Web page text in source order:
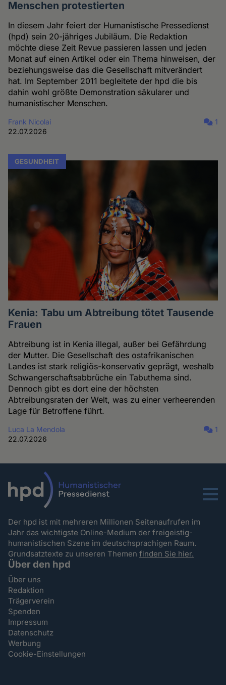
Menschen protestierten
In diesem Jahr feiert der Humanistische Pressedienst
(hpd) sein 20-jähriges Jubiläum. Die Redaktion
möchte diese Zeit Revue passieren lassen und jeden
Monat auf einen Artikel oder ein Thema hinweisen, der
beziehungsweise das die Gesellschaft mitverändert
hat. Im September 2011 begleitete der hpd die bis
dahin wohl größte Demonstration säkularer und
humanistischer Menschen.
Frank Nicolai
22.07.2026
1
GESUNDHEIT
Kenia: Tabu um Abtreibung tötet Tausende
Frauen
Abtreibung ist in Kenia illegal, außer bei Gefährdung
der Mutter. Die Gesellschaft des ostafrikanischen
Landes ist stark religiös-konservativ geprägt, weshalb
Schwangerschaftsabbrüche ein Tabuthema sind.
Dennoch gibt es dort eine der höchsten
Abtreibungsraten der Welt, was zu einer verheerenden
Lage für Betroffene führt.
Luca La Mendola
22.07.2026
1
Menu
Der hpd ist mit mehreren Millionen Seitenaufrufen im
Jahr das wichtigste Online-Medium der freigeistig-
humanistischen Szene im deutschsprachigen Raum.
Grundsatztexte zu unseren Themenfinden Sie hier.
Über den hpd
Über uns
Redaktion
Trägerverein
Spenden
Impressum
Datenschutz
Werbung
Cookie-Einstellungen